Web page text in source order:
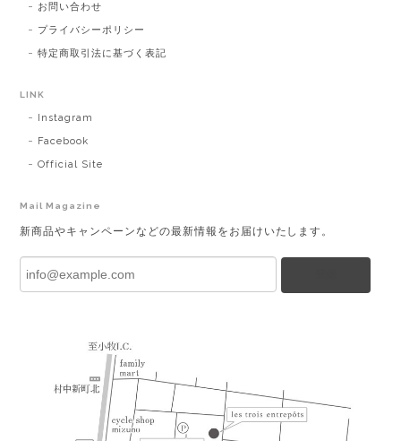
お問い合わせ
プライバシーポリシー
特定商取引法に基づく表記
LINK
Instagram
Facebook
Official Site
Mail Magazine
新商品やキャンペーンなどの最新情報をお届けいたします。